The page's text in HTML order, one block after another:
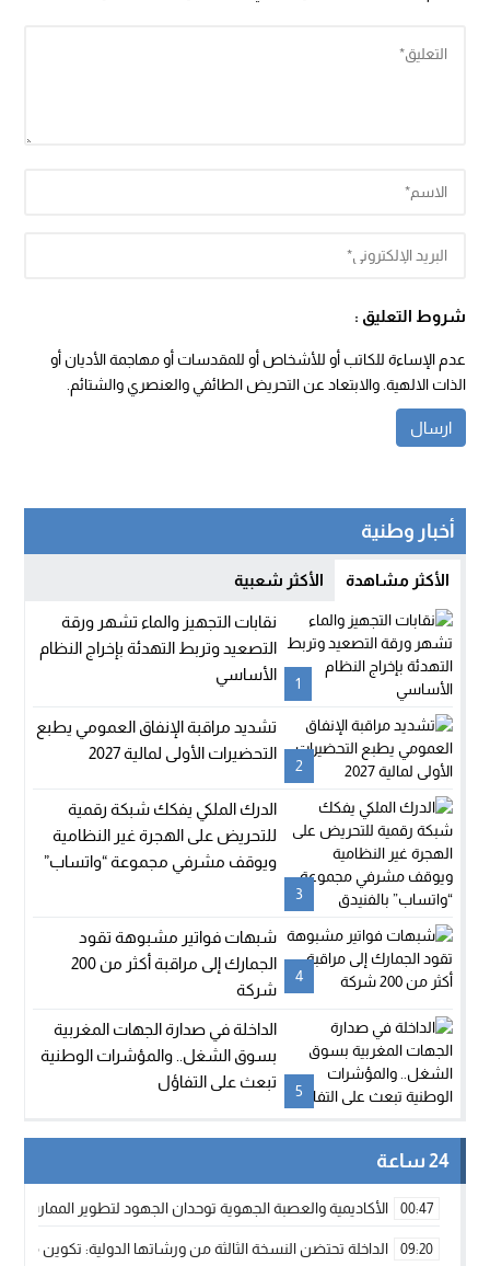
شروط التعليق :
عدم الإساءة للكاتب أو للأشخاص أو للمقدسات أو مهاجمة الأديان أو
الذات الالهية. والابتعاد عن التحريض الطائفي والعنصري والشتائم.
أخبار وطنية
الأكثر مشاهدة الأكثر شعبية
1
نقابات التجهيز والماء تشهر ورقة
التصعيد وتربط التهدئة بإخراج النظام
الأساسي
2
تشديد مراقبة الإنفاق العمومي يطبع
التحضيرات الأولى لمالية 2027
3
الدرك الملكي يفكك شبكة رقمية
للتحريض على الهجرة غير النظامية
ويوقف مشرفي مجموعة “واتساب”
4
شبهات فواتير مشبوهة تقود
الجمارك إلى مراقبة أكثر من 200
شركة
5
الداخلة في صدارة الجهات المغربية
بسوق الشغل.. والمؤشرات الوطنية
تبعث على التفاؤل
24 ساعة
00:47 الأكاديمية والعصبة الجهوية توحدان الجهود لتطوير الممارسة
09:20 الداخلة تحتضن النسخة الثالثة من ورشاتها الدولية: تكوين